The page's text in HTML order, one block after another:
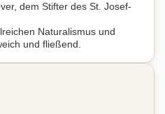
dem Stifter des St. Josef-
Naturalismus und
und fließend.